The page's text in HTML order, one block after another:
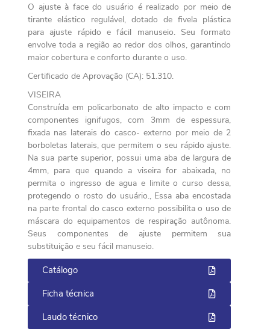
O ajuste à face do usuário é realizado por meio de
tirante elástico regulável, dotado de fivela plástica
para ajuste rápido e fácil manuseio. Seu formato
envolve toda a região ao redor dos olhos, garantindo
maior cobertura e conforto durante o uso.
Certificado de Aprovação (CA): 51.310.
VISEIRA
Construída em policarbonato de alto impacto e com
componentes ignifugos, com 3mm de espessura,
fixada nas laterais do casco- externo por meio de 2
borboletas laterais, que permitem o seu rápido ajuste.
Na sua parte superior, possui uma aba de largura de
4mm, para que quando a viseira for abaixada, no
permita o ingresso de agua e limite o curso dessa,
protegendo o rosto do usuário., Essa aba encostada
na parte frontal do casco externo possibilita o uso de
máscara do equipamentos de respiração autônoma.
Seus componentes de ajuste permitem sua
substituição e seu fácil manuseio.
Catálogo
Ficha técnica
Laudo técnico